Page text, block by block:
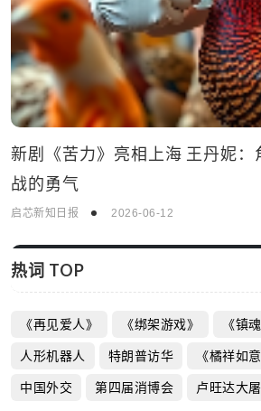
热词 TOP
《再见爱人》 《绑架游戏》 《镇
人形机器人 特朗普访华 《橘祥如意
中国外交 第四届消博会 卢旺达大